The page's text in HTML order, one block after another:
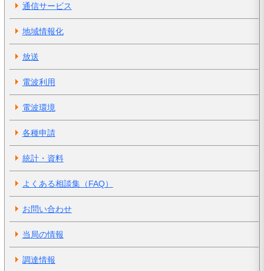
通信サービス
地域情報化
放送
電波利用
電波環境
各種申請
統計・資料
よくある相談集（FAQ）
お問い合わせ
当局の情報
調達情報